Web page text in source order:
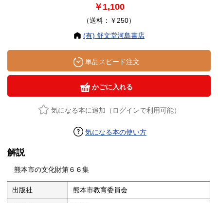
￥1,100
（送料：￥250）
(有) 舒文堂河島書店
単品スピード注文
かごに入れる
気になる本に追加（ログインで利用可能）
気になる本の使い方
解説
熊本市の文化財第６６集
出版社 熊本市教育委員会